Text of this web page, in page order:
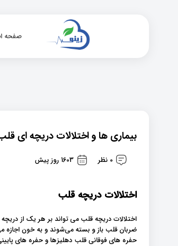
صفحه
بیماری ها و اختلالات دریچه ای
0 نظر 1603 روز پیش
اختلالات دریچه قلب
اختلالات دریچه قلب می تواند بر هر یک از
ضربان قلب باز و بسته می‌شوند و به خون اجازه
حفره های فوقانی قلب دهلیزها و حفره های